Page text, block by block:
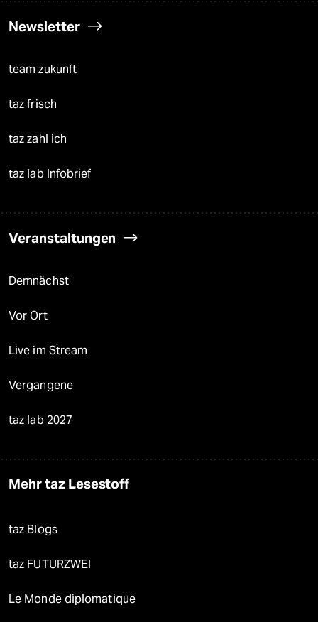
Newsletter
team zukunft
taz frisch
taz zahl ich
taz lab Infobrief
Veranstaltungen
Demnächst
Vor Ort
Live im Stream
Vergangene
taz lab 2027
Mehr taz Lesestoff
taz Blogs
taz FUTURZWEI
Le Monde diplomatique